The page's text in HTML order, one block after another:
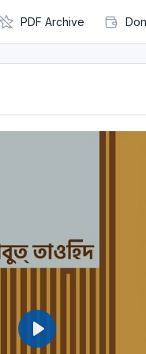
PDF Archive
P